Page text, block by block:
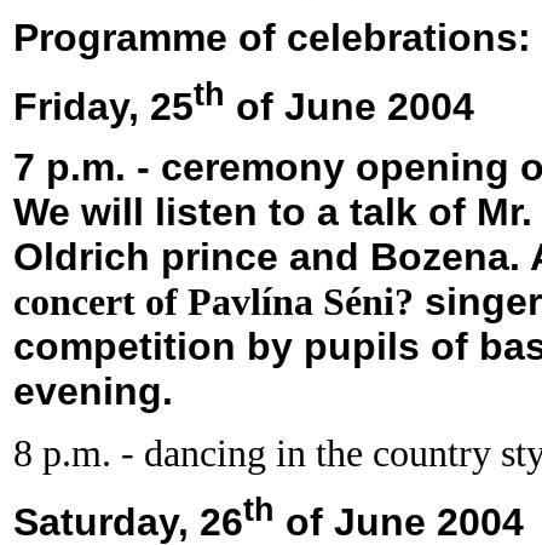
Programme of celebrations:
Friday, 25th of June 2004
7 p.m. - ceremony opening
We will listen to a talk of Mr.
Oldrich prince and Bozena.
concert of Pavlína Séni?
competition by pupils of
evening.
8 p.m. - dancing in the country
Saturday, 26th of June 2004